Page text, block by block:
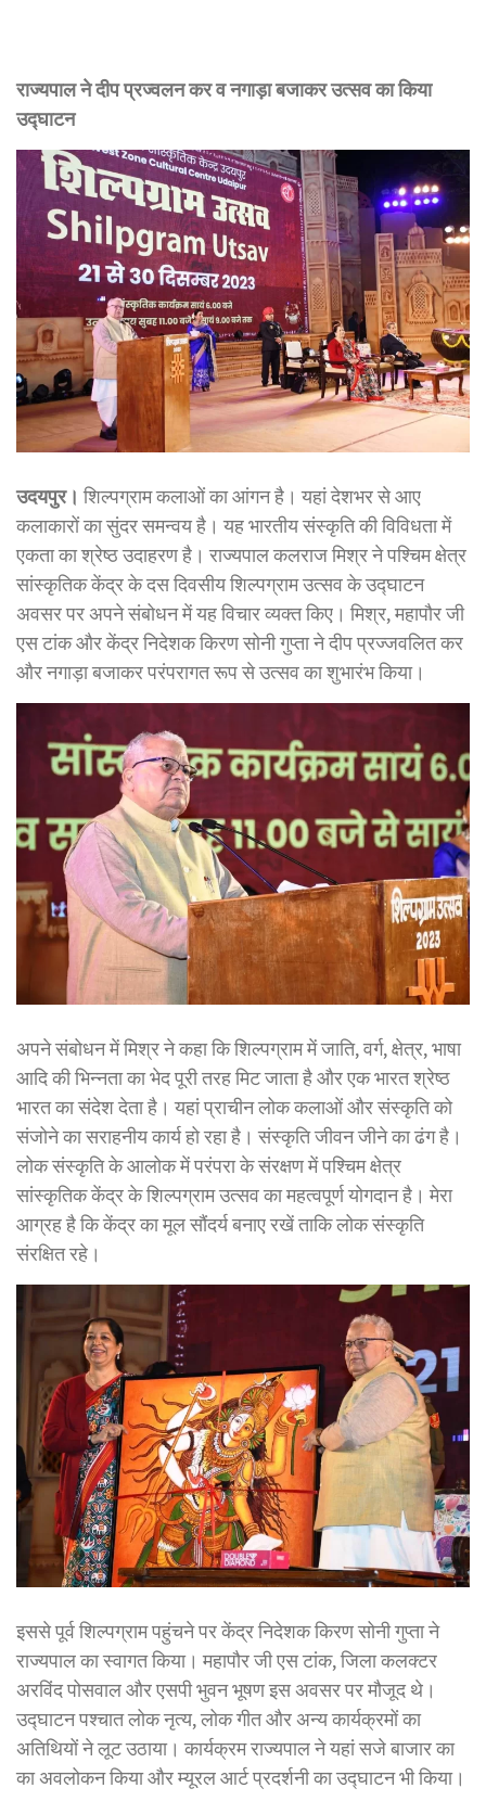
राज्यपाल ने दीप प्रज्वलन कर व नगाड़ा बजाकर उत्सव का किया
उद्घाटन
उदयपुर। शिल्पग्राम कलाओं का आंगन है। यहां देशभर से आए
कलाकारों का सुंदर समन्वय है। यह भारतीय संस्कृति की विविधता में
एकता का श्रेष्ठ उदाहरण है। राज्यपाल कलराज मिश्र ने पश्चिम क्षेत्र
सांस्कृतिक केंद्र के दस दिवसीय शिल्पग्राम उत्सव के उद्घाटन
अवसर पर अपने संबोधन में यह विचार व्यक्त किए। मिश्र, महापौर जी
एस टांक और केंद्र निदेशक किरण सोनी गुप्ता ने दीप प्रज्जवलित कर
और नगाड़ा बजाकर परंपरागत रूप से उत्सव का शुभारंभ किया।
अपने संबोधन में मिश्र ने कहा कि शिल्पग्राम में जाति, वर्ग, क्षेत्र, भाषा
आदि की भिन्नता का भेद पूरी तरह मिट जाता है और एक भारत श्रेष्ठ
भारत का संदेश देता है। यहां प्राचीन लोक कलाओं और संस्कृति को
संजोने का सराहनीय कार्य हो रहा है। संस्कृति जीवन जीने का ढंग है।
लोक संस्कृति के आलोक में परंपरा के संरक्षण में पश्चिम क्षेत्र
सांस्कृतिक केंद्र के शिल्पग्राम उत्सव का महत्वपूर्ण योगदान है। मेरा
आग्रह है कि केंद्र का मूल सौंदर्य बनाए रखें ताकि लोक संस्कृति
संरक्षित रहे।
इससे पूर्व शिल्पग्राम पहुंचने पर केंद्र निदेशक किरण सोनी गुप्ता ने
राज्यपाल का स्वागत किया। महापौर जी एस टांक, जिला कलक्टर
अरविंद पोसवाल और एसपी भुवन भूषण इस अवसर पर मौजूद थे।
उद्घाटन पश्चात लोक नृत्य, लोक गीत और अन्य कार्यक्रमों का
अतिथियों ने लूट उठाया। कार्यक्रम राज्यपाल ने यहां सजे बाजार का
का अवलोकन किया और म्यूरल आर्ट प्रदर्शनी का उद्घाटन भी किया।